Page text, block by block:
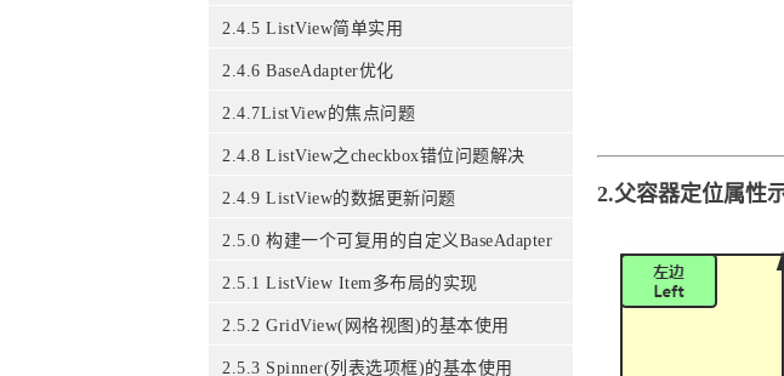
2.4.5 ListView简单实用
2.4.6 BaseAdapter优化
2.4.7ListView的焦点问题
2.4.8 ListView之checkbox错位问题解决
2.4.9 ListView的数据更新问题
2.5.0 构建一个可复用的自定义BaseAdapter
2.5.1 ListView Item多布局的实现
2.5.2 GridView(网格视图)的基本使用
2.5.3 Spinner(列表选项框)的基本使用
2.父容器定位属性